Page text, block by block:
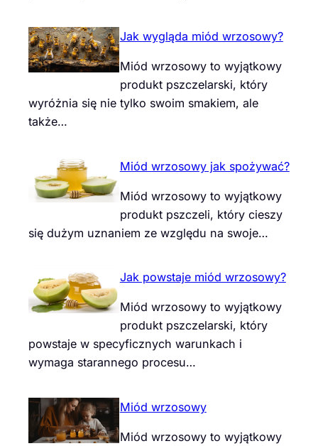
Jak wygląda miód wrzosowy?
Miód wrzosowy to wyjątkowy
produkt pszczelarski, który
wyróżnia się nie tylko swoim smakiem, ale
także…
Miód wrzosowy jak spożywać?
Miód wrzosowy to wyjątkowy
produkt pszczeli, który cieszy
się dużym uznaniem ze względu na swoje…
Jak powstaje miód wrzosowy?
Miód wrzosowy to wyjątkowy
produkt pszczelarski, który
powstaje w specyficznych warunkach i
wymaga starannego procesu…
Miód wrzosowy
Miód wrzosowy to wyjątkowy